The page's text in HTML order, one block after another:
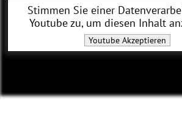
Stimmen Sie einer
Youtubezu, um diesen Inhalt
YoutubeAkzeptieren